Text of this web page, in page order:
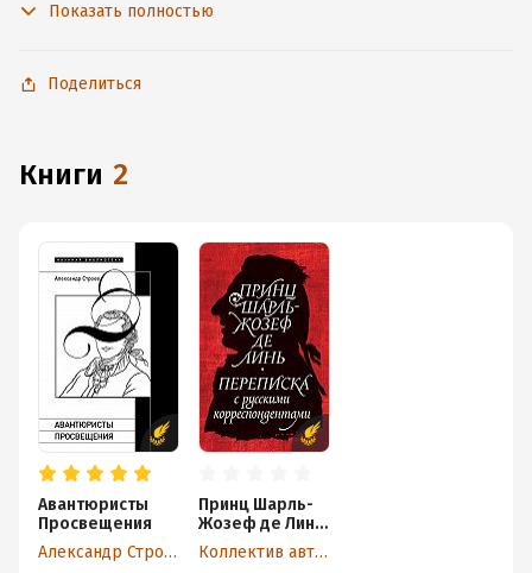
даже без подключения к интернету.
Показать полностью
Поделиться
книги 2
Авантюристы
Просвещения
Александр Строев
Принц Шарль-
Жозеф де Линь.
Переписка с
русскими
Коллектив авторов